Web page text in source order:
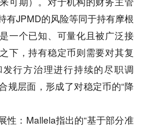
有JPMD的风险等同于持有摩根
一个已知、可量化且被广泛接
下，持有稳定币则需要对其复
行方治理进行持续的尽职调
规层面，形成了对稳定币的“降
性 ：Mallela指出的“基于部分准